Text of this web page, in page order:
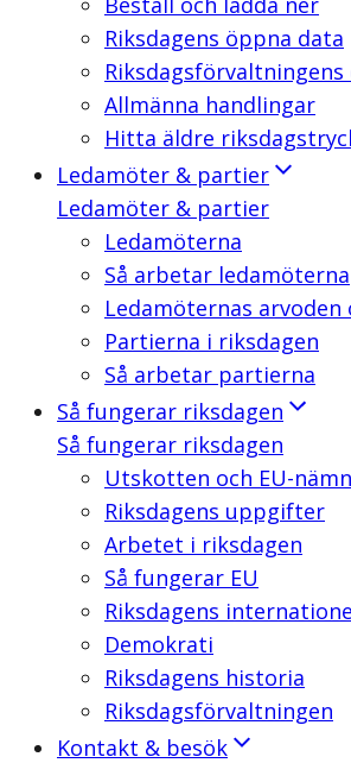
Riksdagens öppna data
Allmänna handlingar
Hitta äldre
Ledamöter & partier
Ledamöter & partier
Ledamöterna
Så arbetar ledamöterna
Ledamöternas
Partierna i riksdagen
Så arbetar partierna
Så fungerar riksdagen
Så fungerar riksdagen
Utskotten och EU-
Riksdagens uppgifter
Arbetet i riksdagen
Så fungerar EU
Riksdagens
Demokrati
Riksdagens historia
Riksdagsförvaltningen
Kontakt & besök